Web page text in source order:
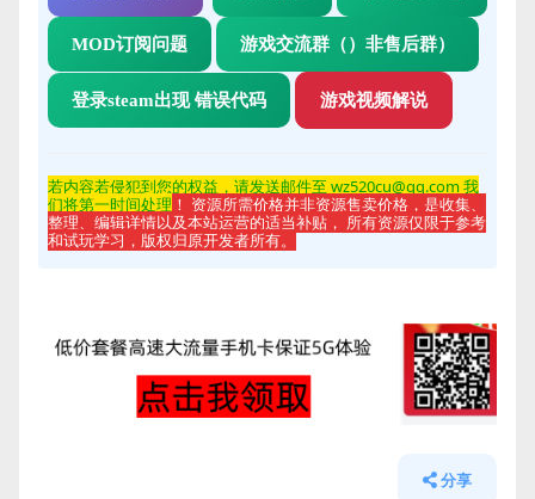
MOD订阅问题 游戏交流群（）非售后群）
登录steam出现 错误代码 游戏视频解说
若内容若侵犯到您的权益，请发送邮件至 wz520cu@qq.com 我
们将第一时间处理 ！ 资源所需价格并非资源售卖价格，是收集、
整理、编辑详情以及本站运营的适当补贴， 所有资源仅限于参考
和试玩学习，版权归原开发者所有。
分享